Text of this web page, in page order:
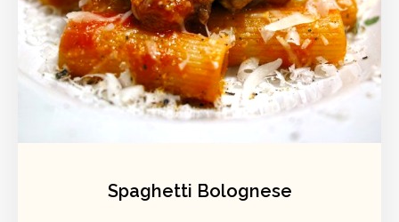
Spaghetti Bolognese